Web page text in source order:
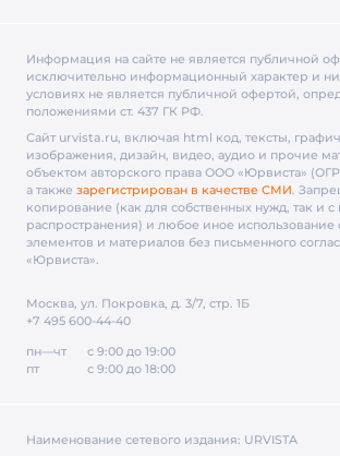
Информация на сайте не является публичной
исключительно информационный характер и
условиях не является публичной офертой,
положениями ст. 437 ГК РФ.
Сайт urvista.ru, включая html код, тексты,
изображения, дизайн, видео­, аудио­ и прочие
объектом авторского права ООО «Юрвиста»
а также зарегистрирован в качестве СМИ.
копирование (как для собственных нужд, так и
распространения) и любое иное использование
элементов и материалов без письменного
«Юрвиста».
Москва, ул. Покровка, д. 3/7, стр. 1Б
+7 495 600-44-40
пн—чт
с 9:00 до 19:00
пт
с 9:00 до 18:00
Наименование сетевого издания: URVISTA